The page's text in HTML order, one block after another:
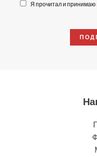
Я прочитал и принимаю